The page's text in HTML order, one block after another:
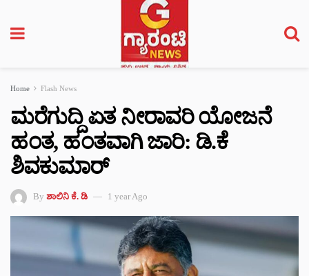
Home Flash News
ಮರೆಗುದ್ದಿ ಏತ ನೀರಾವರಿ ಯೋಜನೆ
ಹಂತ, ಹಂತವಾಗಿ ಜಾರಿ: ಡಿ.ಕೆ
ಶಿವಕುಮಾರ್
By ಶಾಲಿನಿ ಕೆ. ಡಿ 1 year Ago